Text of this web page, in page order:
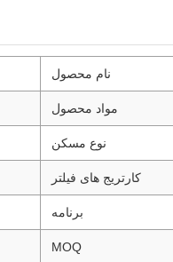
نام محصول
مواد محصول
نوع مسکن
کارتریج های فیلتر
برنامه
MOQ